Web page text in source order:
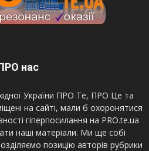
нас
України ПРО Те, ПРО Це та
на сайті, мали б охоронятися
гіперпосилання на PRO.te.ua
наші матеріали. Ми ще собі
позицію авторів рубрики